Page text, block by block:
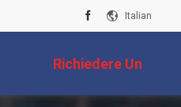
Italian
Richiedere Un